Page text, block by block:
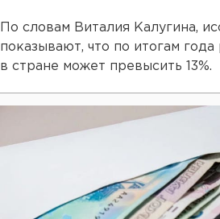
По словам Виталия Калугина,
показывают, что по итогам
в стране может превысить 13%.